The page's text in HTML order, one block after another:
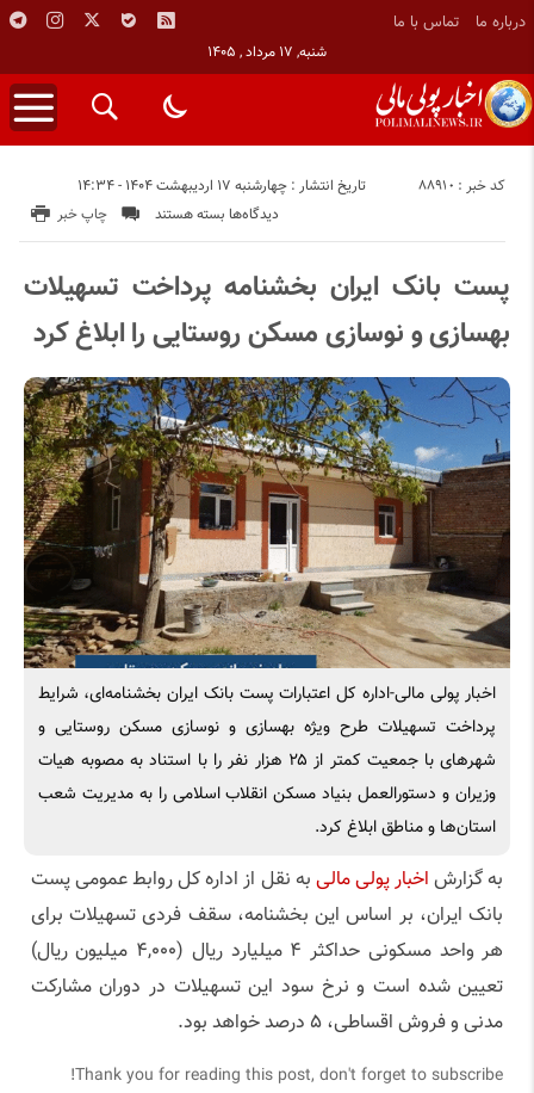
درباره ما تماس با ما
شنبه, ۱۷ مرداد , ۱۴۰۵
تاریخ انتشار : چهارشنبه ۱۷ اردیبهشت ۱۴۰۴ - ۱۴:۳۴ کد خبر : 88910
چاپ خبر دیدگاه‌ها برای
پست
ایران
بخشنامه
تسهیلات
بهسازی
و
نوسازی
مسکن
روستایی
ابلاغ
کرد
بسته هستند
پست بانک ایران بخشنامه پرداخت تسهیلات
بهسازی و نوسازی مسکن روستایی را ابلاغ کرد
اخبار پولی مالی-اداره کل اعتبارات پست بانک ایران بخشنامه‌ای، شرایط
پرداخت تسهیلات طرح ویژه بهسازی و نوسازی مسکن روستایی و
شهرهای با جمعیت کمتر از ۲۵ هزار نفر را با استناد به مصوبه هیات
وزیران و دستورالعمل بنیاد مسکن انقلاب اسلامی را به مدیریت شعب
استان‌ها و مناطق ابلاغ کرد.
به گزارشاخبار پولی مالی به نقل از اداره کل روابط عمومی پست
بانک ایران، بر اساس این بخشنامه، سقف فردی تسهیلات برای
هر واحد مسکونی حداکثر ۴ میلیارد ریال (۴,۰۰۰ میلیون ریال)
تعیین شده است و نرخ سود این تسهیلات در دوران مشارکت
مدنی و فروش اقساطی، ۵ درصد خواهد بود.
Thank you for reading this post, don't forget to subscribe!